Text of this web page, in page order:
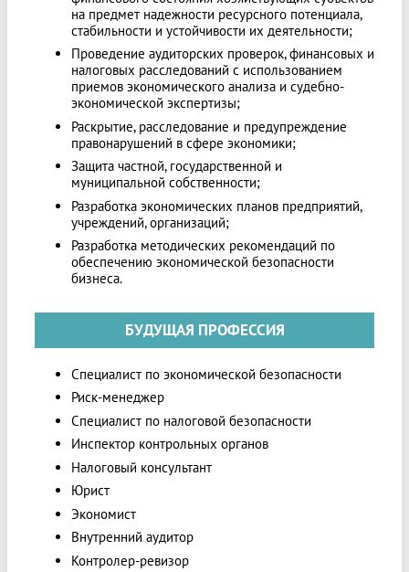
на предмет надежности ресурсного потенциала,
стабильности и устойчивости их деятельности;
Проведение аудиторских проверок, финансовых и
налоговых расследований с использованием
приемов экономического анализа и судебно-
экономической экспертизы;
Раскрытие, расследование и предупреждение
правонарушений в сфере экономики;
Защита частной, государственной и
муниципальной собственности;
Разработка экономических планов предприятий,
учреждений, организаций;
Разработка методических рекомендаций по
обеспечению экономической безопасности
бизнеса.
БУДУЩАЯ ПРОФЕССИЯ
Специалист по экономической безопасности
Риск-менеджер
Специалист по налоговой безопасности
Инспектор контрольных органов
Налоговый консультант
Юрист
Экономист
Внутренний аудитор
Контролер-ревизор